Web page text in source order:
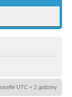
UTC + 2 godziny